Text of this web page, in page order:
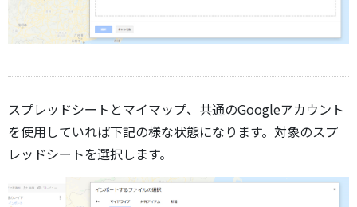
スプレッドシートとマイマップ、共通のGoogleアカウント
を使用していれば下記の様な状態になります。対象のスプ
レッドシートを選択します。